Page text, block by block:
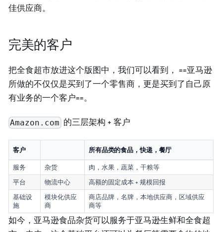
佳供应商。
完美的客户
把全食超市放进这个版图中，我们可以看到， ==亚马逊
所做的不仅仅是买到了一个零售商，更是买到了自己原
有业务的一个客户==。
Amazon.com 的三层架构 + 客户
客户 所有品类的食品，快递，餐厅
服务 杂货
肉，水果，蔬菜，干粮等
平台
物流中心
高额的固定成本 + 规模回报
基础设
施
模块化供应
商
商店品牌，名牌，本地供应商，区域供应
商等
如今，亚马逊食品杂货可以服务于亚马逊生鲜和全食超